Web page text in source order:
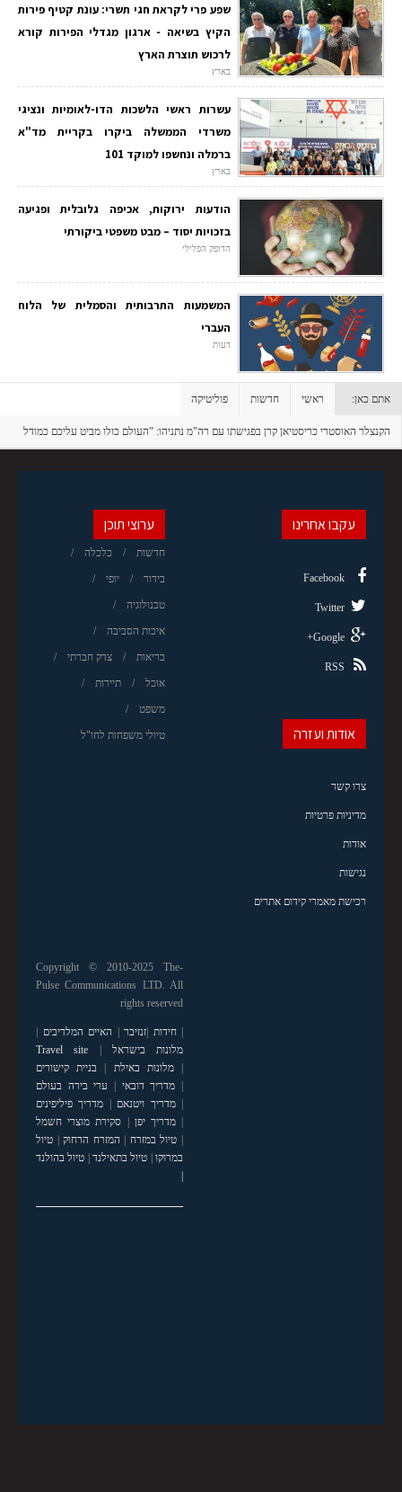
שפע פרי לקראת חגי תשרי: עונת קטיף פירות
הקיץ בשיאה - ארגון מגדלי הפירות קורא
לרכוש תוצרת הארץ
בארץ
עשרות ראשי הלשכות הדו-לאומיות ונציגי
משרדי הממשלה ביקרו בקריית מד"א
ברמלה ונחשפו למוקד 101
בארץ
הודעות ירוקות, אכיפה גלובלית ופגיעה
בזכויות יסוד – מבט משפטי ביקורתי
הדופק הפלילי
המשמעות התרבותית והסמלית של הלוח
העברי
דעות
אתם כאן: ראשי חדשות פוליטיקה
הקנצלר האוסטרי כריסטיאן קרן בפגישתו עם רה"מ נתניהו: "העולם כולו מביט עליכם כמודל
ערוצי תוכן
חדשות כלכלה
בידור יופי
טכנולוגיה
איכות הסביבה
בריאות צדק חברתי
אוכל תיירות
משפט
טיולי משפחות לחו"ל
עקבו אחרינו
Facebook
Twitter
Google+
RSS
אודות ועזרה
צרו קשר
מדיניות פרטיות
אודות
נגישות
רכישת מאמרי קידום אתרים
Copyright © 2010-2025 The-
Pulse Communications LTD. All
rights reserved
|חידות |זנזיבר | האיים המלדיבים |
מלונות בישראל |
Travel site
|מלונות באילת | בניית קישורים
| מדריך דובאי | ערי בירה בעולם
|מדריך ויטנאם | מדריך פיליפינים
|מדריך יפן | סקירת מוצרי חשמל
| טיול במזרח | המזרח הרחוק| טיול
במרוקו| טיול בתאילנד| טיול בהולנד
|